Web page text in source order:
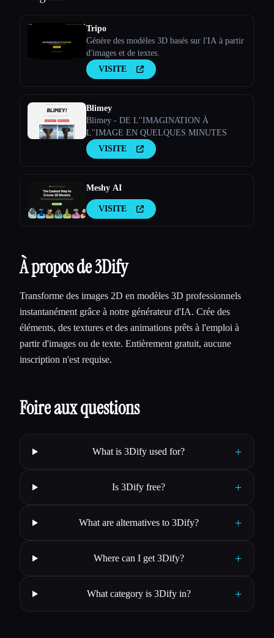
Tripo
Génère des modèles 3D basés sur l'IA à partir
d'images et de textes.
VISITE
Blimey
Blimey - DE L''IMAGINATION À
L''IMAGE EN QUELQUES MINUTES
VISITE
Meshy AI
VISITE
À propos de 3Dify
Transforme des images 2D en modèles 3D professionnels
instantanément grâce à notre générateur d'IA. Crée des
éléments, des textures et des animations prêts à l'emploi à
partir d'images ou de texte. Entièrement gratuit, aucune
inscription n'est requise.
Foire aux questions
What is 3Dify used for? +
Is 3Dify free? +
What are alternatives to 3Dify? +
Where can I get 3Dify? +
What category is 3Dify in? +